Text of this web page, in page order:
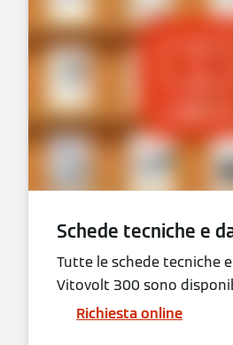
Schede tecniche e
Tutte le schede tecniche
Vitovolt 300 sono
Richiesta online